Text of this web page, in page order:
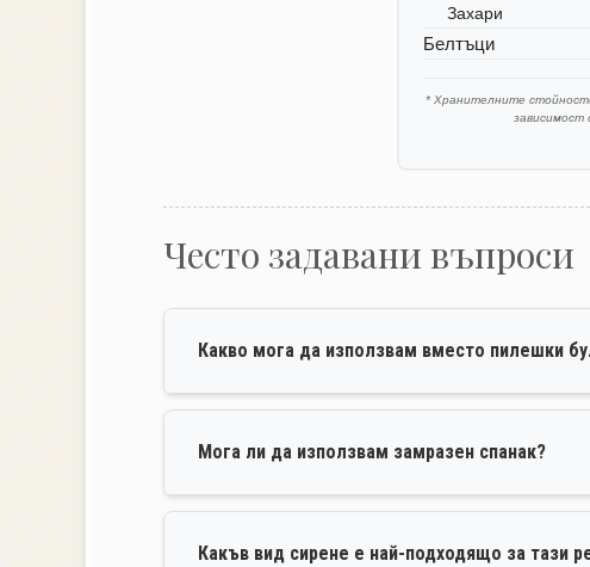
Захари
Белтъци
* Хранителните
зависимост
Често задавани въпроси
Какво мога да използвам вместо пилешки
Мога ли да използвам замразен спанак?
Какъв вид сирене е най-подходящо за тази